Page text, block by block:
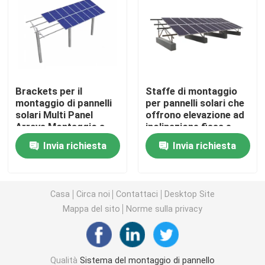
Morsetti di montaggio per pannelli solari
Metà di morsetto del pannello solare
Morsetto dell'estremità del pannello solare
Gancio per tetto solare
Brackets per il
montaggio di pannelli
solari Multi Panel
Arrays Montaggio a
terra con componenti
in acciaio e alluminio
per progetti solari
Invia richiesta
Staffe di montaggio
per pannelli solari che
offrono elevazione ad
inclinazione fissa e
regolabile con
innovativo design pre-
assemblato per
Invia richiesta
Casa Circa noi Contattaci
Desktop Site
Mappa del sito
Norme sulla privacy
Qualità Sistema del montaggio di pannello